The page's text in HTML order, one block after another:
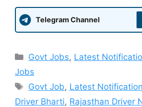
Telegram Channel
Categories
Govt Jobs, Latest
Jobs
Tags
Govt Job, Latest Notification
Driver Bharti, Rajasthan Driver